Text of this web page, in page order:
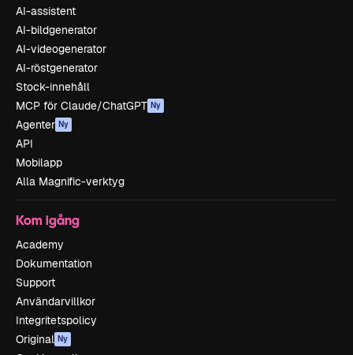
AI-assistent
AI-bildgenerator
AI-videogenerator
AI-röstgenerator
Stock-innehåll
MCP för Claude/ChatGPT Ny
Agenter Ny
API
Mobilapp
Alla Magnific-verktyg
Kom igång
Academy
Dokumentation
Support
Användarvillkor
Integritetspolicy
Original Ny